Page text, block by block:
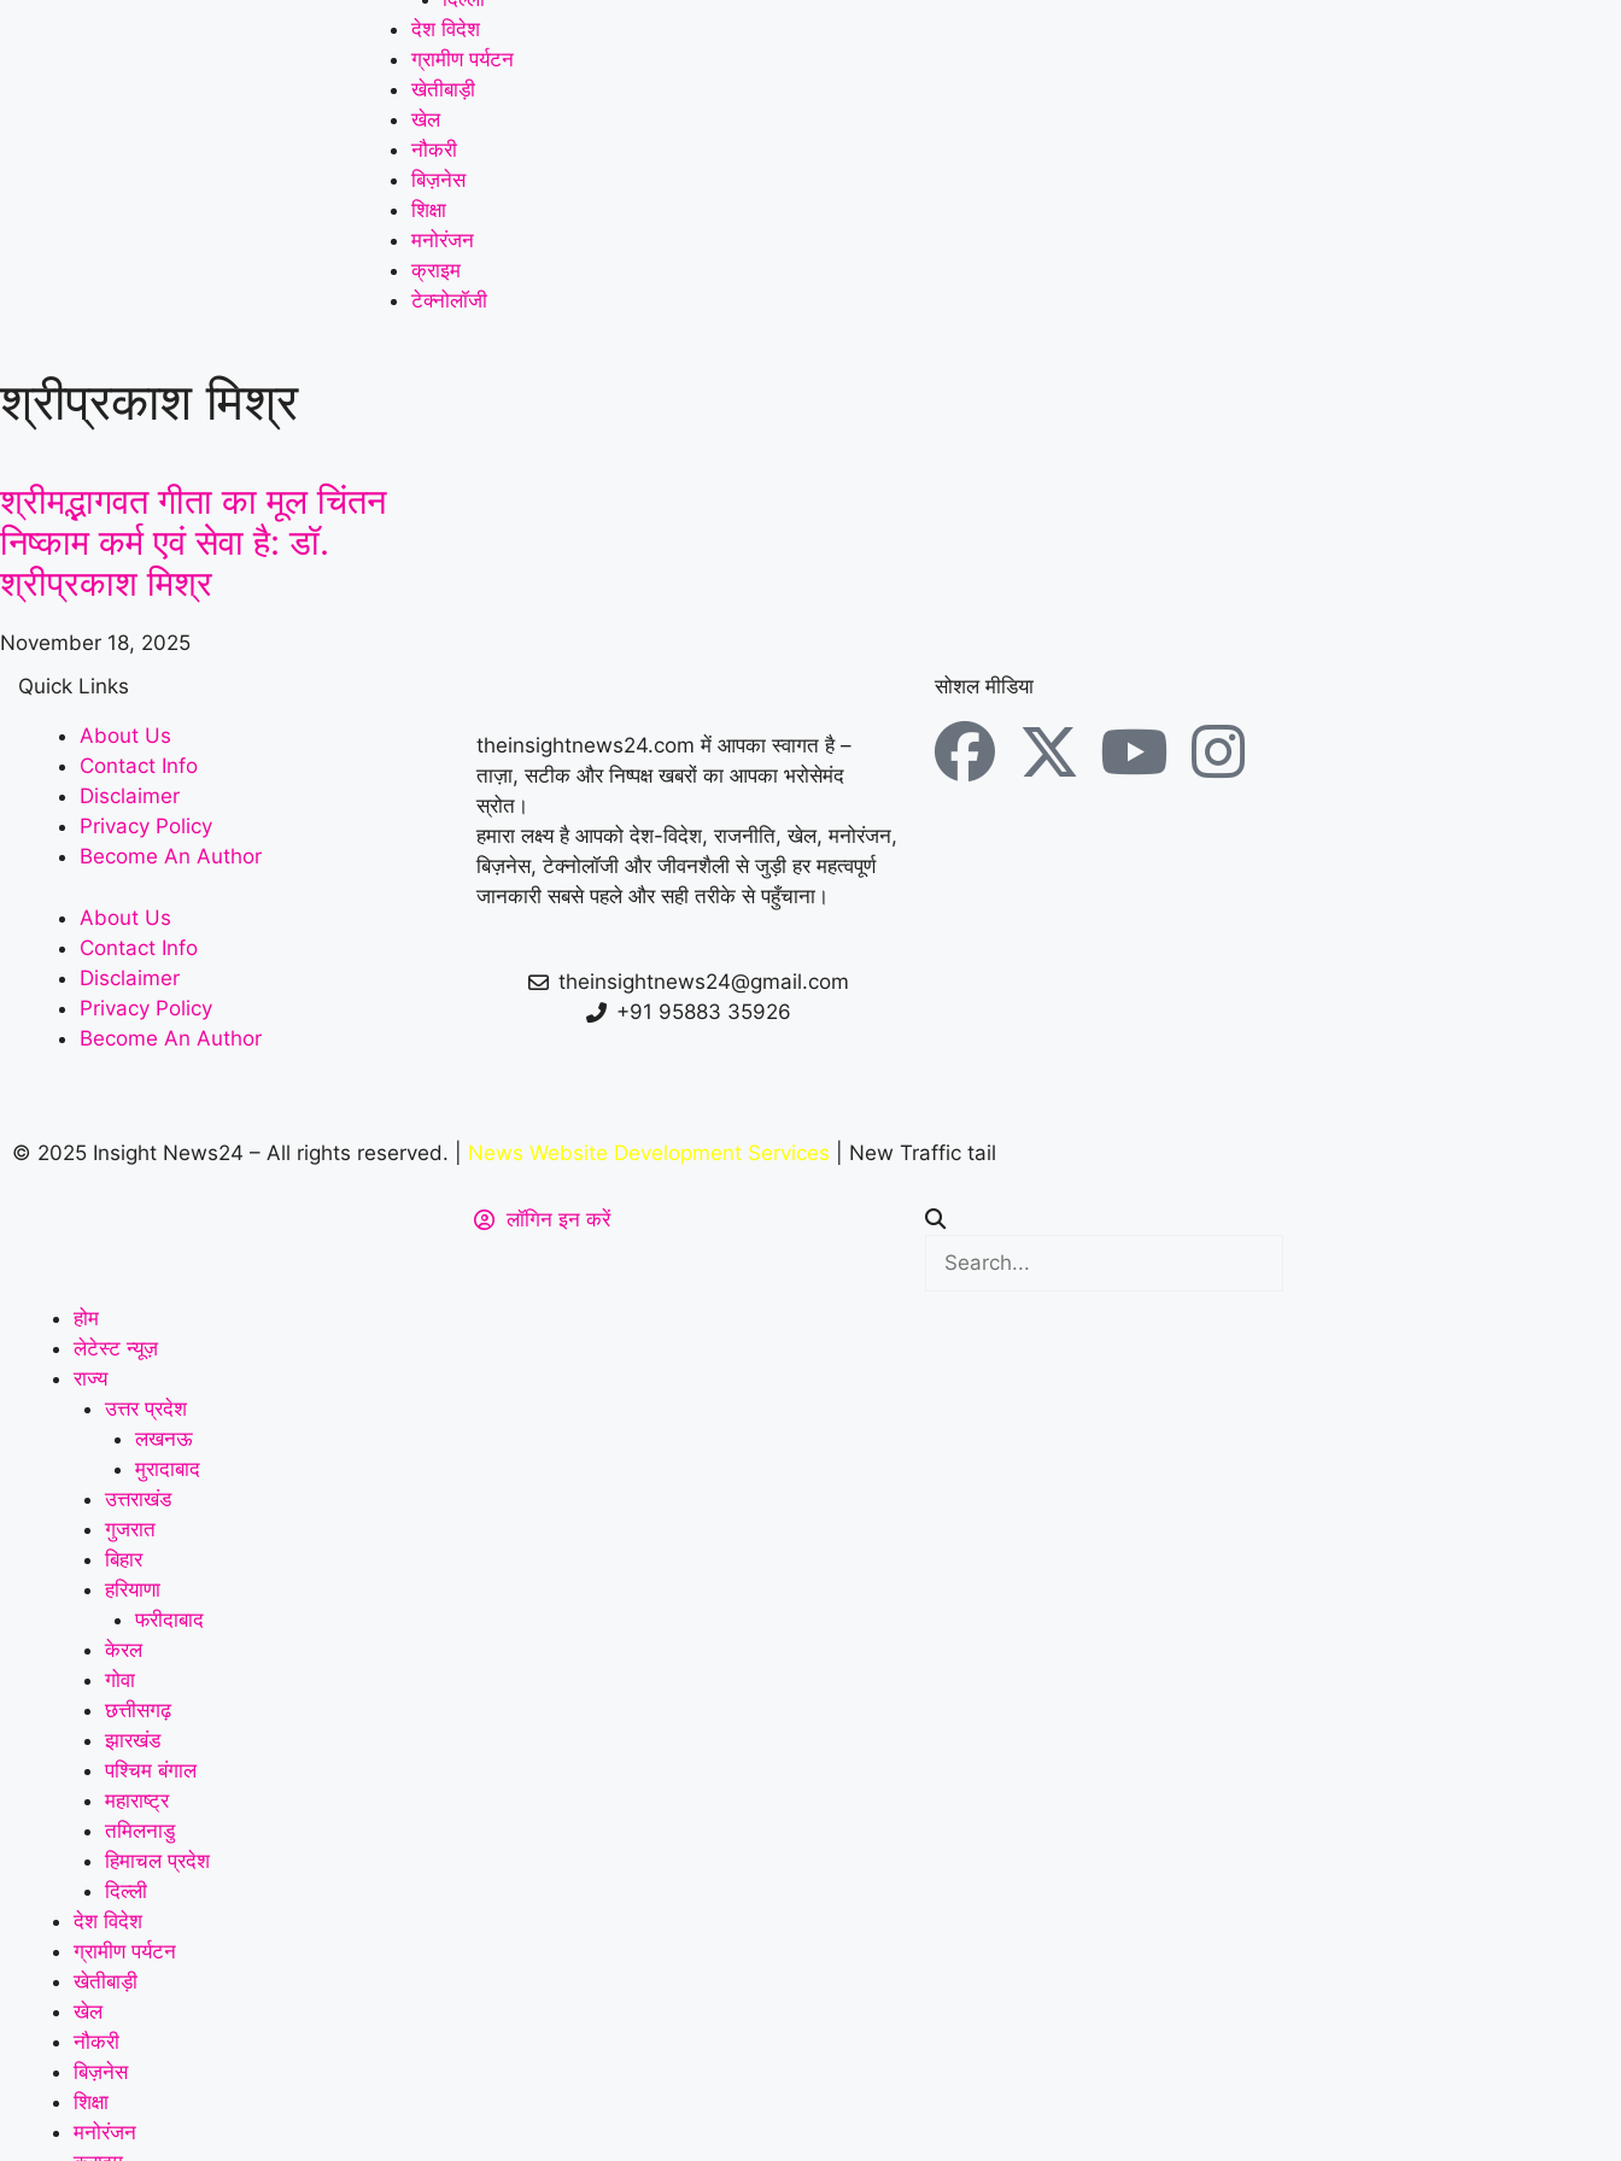
देश विदेश
ग्रामीण पर्यटन
खेतीबाड़ी
खेल
नौकरी
बिज़नेस
शिक्षा
मनोरंजन
क्राइम
टेक्नोलॉजी
श्रीप्रकाश मिश्र
श्रीमद्भागवत गीता का मूल चिंतन
निष्काम कर्म एवं सेवा है: डॉ.
श्रीप्रकाश मिश्र
November 18, 2025
Quick Links
About Us
Contact Info
Disclaimer
Privacy Policy
Become An Author
About Us
Contact Info
Disclaimer
Privacy Policy
Become An Author
theinsightnews24.com में आपका स्वागत है –
ताज़ा, सटीक और निष्पक्ष खबरों का आपका भरोसेमंद
स्रोत।
हमारा लक्ष्य है आपको देश-विदेश, राजनीति, खेल, मनोरंजन,
बिज़नेस, टेक्नोलॉजी और जीवनशैली से जुड़ी हर महत्वपूर्ण
जानकारी सबसे पहले और सही तरीके से पहुँचाना।
theinsightnews24@gmail.com
+91 95883 35926
सोशल मीडिया
© 2025 Insight News24 – All rights reserved. | News Website Development Services | New Traffic tail
लॉगिन इन करें
होम
लेटेस्ट न्यूज़
राज्य
उत्तर प्रदेश
लखनऊ
मुरादाबाद
उत्तराखंड
गुजरात
बिहार
हरियाणा
फरीदाबाद
केरल
गोवा
छत्तीसगढ़
झारखंड
पश्चिम बंगाल
महाराष्ट्र
तमिलनाडु
हिमाचल प्रदेश
दिल्ली
देश विदेश
ग्रामीण पर्यटन
खेतीबाड़ी
खेल
नौकरी
बिज़नेस
शिक्षा
मनोरंजन